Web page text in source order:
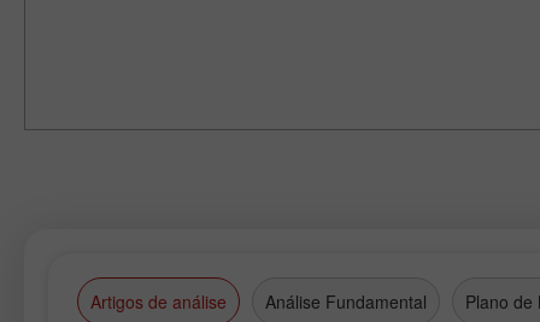
Artigos de análise Análise Fundamental Plano de